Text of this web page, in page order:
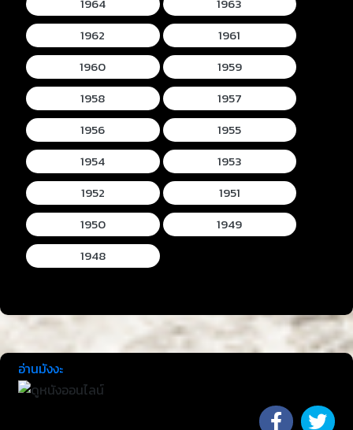
1964
1963
1962
1961
1960
1959
1958
1957
1956
1955
1954
1953
1952
1951
1950
1949
1948
อ่านมังงะ